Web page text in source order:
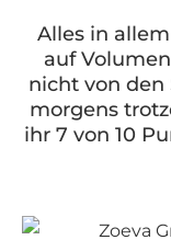
Alles in
auf
nicht von den
morgens
ihr 7 von 10